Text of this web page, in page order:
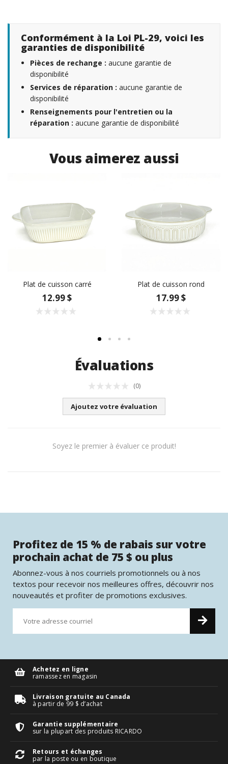
Conformément à la Loi PL-29, voici les
garanties de disponibilité
Pièces de rechange : aucune garantie de
disponibilité
Services de réparation : aucune garantie de
disponibilité
Renseignements pour l'entretien ou la
réparation : aucune garantie de disponibilité
Vous aimerez aussi
Plat de cuisson carré
12.99 $
Plat de cuisson rond
17.99 $
Évaluations
(0)
Ajoutez votre évaluation
Soyez le premier à évaluer ce produit!
Profitez de 15 % de rabais sur votre
prochain achat de 75 $ ou plus
Abonnez-vous à nos courriels promotionnels ou à nos
textos pour recevoir nos meilleures offres, découvrir nos
nouveautés et profiter de promotions exclusives.
Achetez en ligne
ramassez en magasin
Livraison gratuite au Canada
à partir de 99 $ d’achat
Garantie supplémentaire
sur la plupart des produits RICARDO
Retours et échanges
par la poste ou en boutique